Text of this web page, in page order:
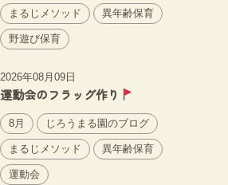
まるじメソッド 異年齢保育
野遊び保育
2026年08月09日
運動会のフラッグ作り
8月 じろうまる園のブログ
まるじメソッド 異年齢保育
運動会